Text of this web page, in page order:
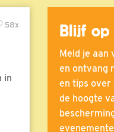
58x
in
Blijf op
Meld je aan
en ontvang
en tips over
de hoogte